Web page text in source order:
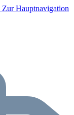
Zur Hauptnavigation